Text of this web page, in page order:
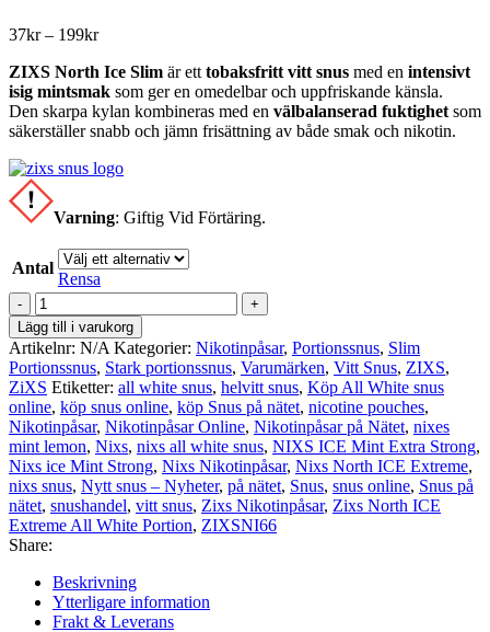
37kr – 199krPrisintervall:
till
199kr
ZIXS North Ice Slim är ett tobaksfritt vitt snus med en intensivt
isig mintsmak som ger en omedelbar och uppfriskande känsla.
Den skarpa kylan kombineras med en välbalanserad fuktighet som
säkerställer snabb och jämn frisättning av både smak och nikotin.
Varning: Giftig Vid Förtäring.
Antal
Rensa
ZIXS
Slim
North
ICE
-66
#5
mängd
Lägg till i varukorg
Artikelnr: N/A Kategorier: Nikotinpåsar, Portionssnus, Slim
Portionssnus, Stark portionssnus, Varumärken, Vitt Snus, ZIXS,
ZiXS Etiketter: all white snus, helvitt snus, Köp All White snus
online, köp snus online, köp Snus på nätet, nicotine pouches,
Nikotinpåsar, Nikotinpåsar Online, Nikotinpåsar på Nätet, nixes
mint lemon, Nixs, nixs all white snus, NIXS ICE Mint Extra Strong,
Nixs ice Mint Strong, Nixs Nikotinpåsar, Nixs North ICE Extreme,
nixs snus, Nytt snus – Nyheter, på nätet, Snus, snus online, Snus på
nätet, snushandel, vitt snus, Zixs Nikotinpåsar, Zixs North ICE
Extreme All White Portion, ZIXSNI66
Share:
Beskrivning
Ytterligare information
Frakt & Leverans